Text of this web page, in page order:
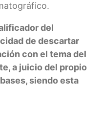
del
de descartar
con el tema del
a juicio del propio
siendo esta